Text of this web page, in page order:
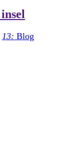
13: Blog